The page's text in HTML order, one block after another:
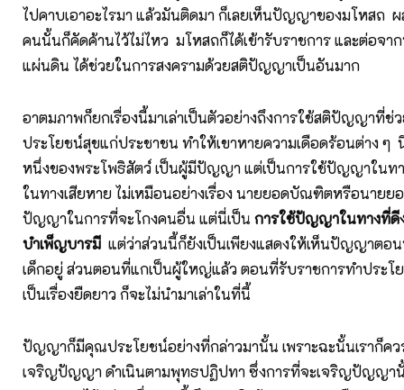
ไปคาบเอาอะไรมา แล้วมันติดมา ก็เลยเห็นปัญญาของมโหสถ
คนนั้นก็คัดค้านไว้ไม่ไหว มโหสถก็ได้เข้ารับราชการ และต่อจา
แผ่นดิน ได้ช่วยในการสงครามด้วยสติปัญญาเป็นอันมาก
อาตมภาพก็ยกเรื่องนี้มาเล่าเป็นตัวอย่างถึงการใช้สติปัญญาที่ช่ว
ประโยชน์สุขแก่ประชาชน ทำให้เขาหายความเดือดร้อนต่าง ๆ
หนึ่งของพระโพธิสัตว์ เป็นผู้มีปัญญา แต่เป็นการใช้ปัญญาในทา
ในทางเสียหาย ไม่เหมือนอย่างเรื่อง นายยอดบัณฑิตหรือนายย
ปัญญาในการที่จะโกงคนอื่น แต่นี่เป็น การใช้ปัญญาในทางที่ดี
บำเพ็ญบารมี แต่ว่าส่วนนี้ก็ยังเป็นเพียงแสดงให้เห็นปัญญาตอ
เด็กอยู่ ส่วนตอนที่แกเป็นผู้ใหญ่แล้ว ตอนที่รับราชการทำประโ
เป็นเรื่องยืดยาว ก็จะไม่นำมาเล่าในที่นี้
ปัญญาก็มีคุณประโยชน์อย่างที่กล่าวมานั้น เพราะฉะนั้นเราก็คว
เจริญปัญญา ดำเนินตามพุทธปฏิปทา ซึ่งการที่จะเจริญปัญญา